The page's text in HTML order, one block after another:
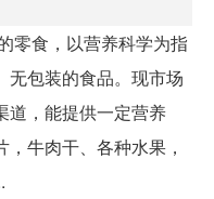
零食，以营养科学为指
无包装的食品。现市场
道，能提供一定营养
牛肉干、各种水果，